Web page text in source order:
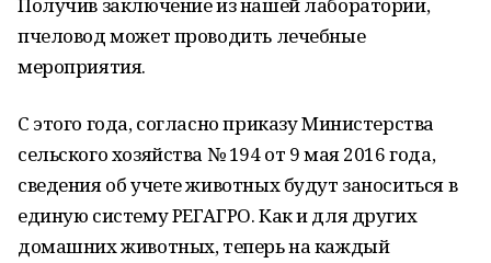
пчеловод может проводить лечебные
мероприятия.
С этого года, согласно приказу Министерства
сельского хозяйства № 194 от 9 мая 2016 года,
сведения об учете животных будут заноситься в
единую систему РЕГАГРО. Как и для других
домашних животных, теперь на каждый